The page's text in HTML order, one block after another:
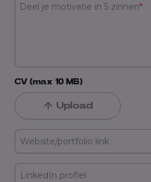
Deel je motivatie in 5 zinnen*
CV (max 10 MB)
Upload